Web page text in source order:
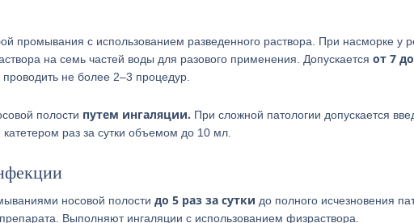
промывания с использованием разведенного раствора. При насморке у
на семь частей воды для разового применения. Допускается от 7
не более 2–3 процедур.
полости путем ингаляции. При сложной патологии допускается
раз за сутки объемом до 10 мл.
носовой полости до 5 раз за сутки до полного исчезновения
Выполняют ингаляции с использованием физраствора.